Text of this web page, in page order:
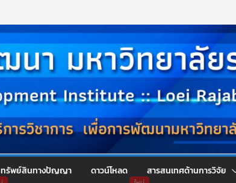
ทรัพย์สินทางปัญญา ดาวน์โหลด สารสนเทศด้านการวิจัย